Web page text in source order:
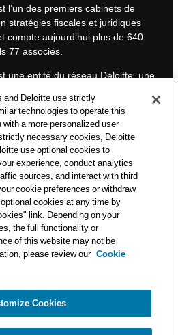
l’un des premiers cabinets de
stratégies fiscales et juridiques
compte aujourd’hui plus de 640
77 associés.
une entité du réseau Deloitte, une
avec les 50 000 fiscalistes
150 pays.
ce blog ont pour objectif
générale. Elles ne peuvent
un conseil délivré par un
situation donnée. Un soin
de nos articles, néanmoins
toute responsabilité relative
qu’ils pourraient contenir.​
de confidentialité
légales
and Deloitte use strictly
technologies to operate this
a more personalized user
necessary cookies, Deloitte
use optional cookies to
experience, conduct analytics
sources, and interact with third
cookie preferences or withdraw
cookies at any time by
link. Depending on your
the full functionality or
of this website may not be
please review our Cookie
Cookies